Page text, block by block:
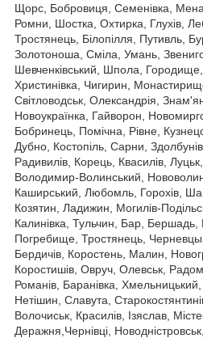
Щорс, Бобровиця, Семенівка,
Ромни, Шостка, Охтирка, Глухів,
Тростянець, Білопілля, Путивль,
Золотоноша, Сміла, Умань,
Шевченківський, Шпола,
Христинівка, Чигирин,
Світловодськ, Олександрія,
Новоукраїнка, Гайворон,
Бобринець, Помічна, Рівне,
Дубно, Костопіль, Сарни,
Радивилів, Корець, Квасилів, Луцьк,
Володимир-Волинський,
Каширський, Любомль, Горохів,
Козятин, Ладижин, Могилів-
Калинівка, Тульчин, Бар, Бершадь,
Погребище, Тростянець,
Бердичів, Коростень, Малин,
Коростишів, Овруч, Олевськ,
Романів, Баранівка,
Нетішин, Славута,
Волочиськ, Красилів, Ізяслав,
Деражня,Чернівці,